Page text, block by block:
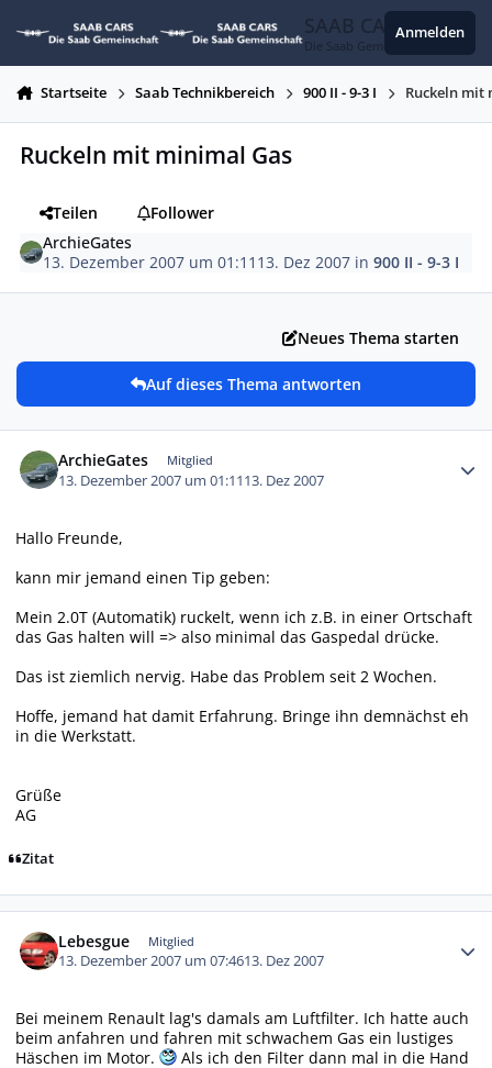
SAAB CARS
Die Saab Gemeinschaft
Anmelden
Startseite Saab Technikbereich 900 II - 9-3 I Ruckeln mit
Ruckeln mit minimal Gas
Teilen
Follower
ArchieGates
13. Dezember 2007 um 01:11 13. Dez 2007 in900 II - 9-3 I
Neues Thema starten
Auf dieses Thema antworten
ArchieGates Mitglied
13. Dezember 2007 um 01:1113. Dez 2007
Hallo Freunde,
kann mir jemand einen Tip geben:
Mein 2.0T (Automatik) ruckelt, wenn ich z.B. in einer Ortschaft
das Gas halten will => also minimal das Gaspedal drücke.
Das ist ziemlich nervig. Habe das Problem seit 2 Wochen.
Hoffe, jemand hat damit Erfahrung. Bringe ihn demnächst eh
in die Werkstatt.
Grüße
AG
Zitat
Lebesgue Mitglied
13. Dezember 2007 um 07:4613. Dez 2007
Bei meinem Renault lag's damals am Luftfilter. Ich hatte auch
beim anfahren und fahren mit schwachem Gas ein lustiges
Häschen im Motor.
Als ich den Filter dann mal in die Hand